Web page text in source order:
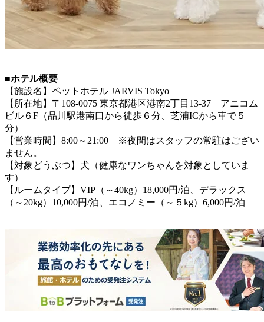
■ホテル概要
【施設名】ペットホテル JARVIS Tokyo
【所在地】〒108-0075 東京都港区港南2丁目13-37 アニコム
ビル６F（品川駅港南口から徒歩６分、芝浦ICから車で５
分）
【営業時間】8:00～21:00 ※夜間はスタッフの常駐はござい
ません。
【対象どうぶつ】犬（健康なワンちゃんを対象としていま
す）
【ルームタイプ】VIP（～40kg）18,000円/泊、デラックス
（～20kg）10,000円/泊、エコノミー（～５kg）6,000円/泊